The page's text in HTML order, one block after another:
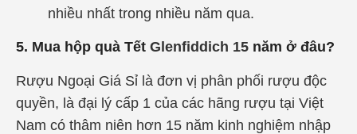
nhiều nhất trong nhiều năm qua.
5. Mua hộp quà Tết Glenfiddich 15 năm ở đâu?
Rượu Ngoại Giá Sỉ là đơn vị phân phối rượu độc
quyền, là đại lý cấp 1 của các hãng rượu tại Việt
Nam có thâm niên hơn 15 năm kinh nghiệm nhập